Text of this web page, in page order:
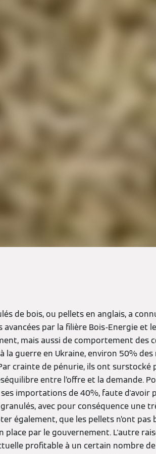
de bois, ou pellets en anglais, a
avancées par la filière Bois-Energie et
mais aussi de comportement des
la guerre en Ukraine, environ 50%
crainte de pénurie, ils ont surstocké
entre l’offre et la demande.
importations de 40%, faute d'avoir
avec pour conséquence une
également, que les pellets n’ont
place par le gouvernement. L'autre
profitable à un certain nombre